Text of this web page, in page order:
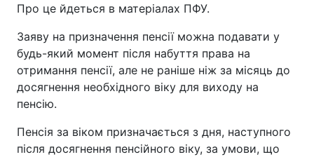
Про це йдеться в матеріалах ПФУ.
Заяву на призначення пенсії можна подавати у
будь-який момент після набуття права на
отримання пенсії, але не раніше ніж за місяць до
досягнення необхідного віку для виходу на
пенсію.
Пенсія за віком призначається з дня, наступного
після досягнення пенсійного віку, за умови, що